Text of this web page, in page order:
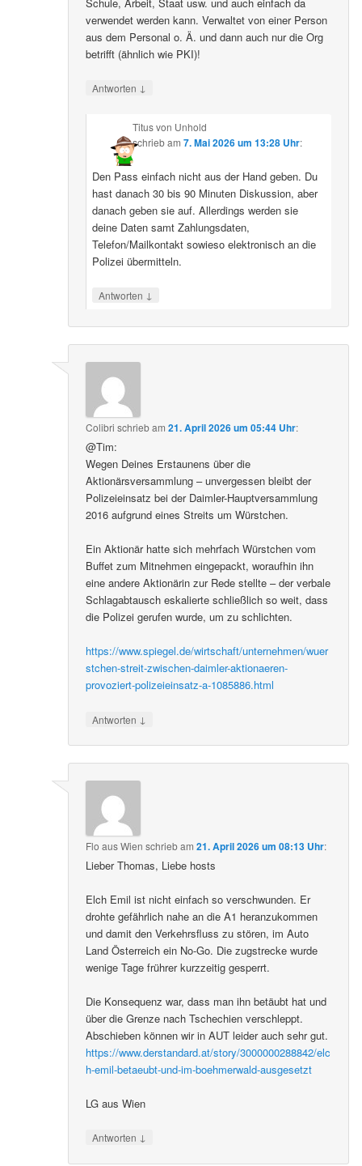
verwendet werden kann. Verwaltet von einer Person
aus dem Personal o. Ä. und dann auch nur die Org
betrifft (ähnlich wie PKI)!
Antworten ↓
Titus von Unhold
schriebam 7. Mai 2026 um 13:28 Uhr:
Den Pass einfach nicht aus der Hand geben. Du
hast danach 30 bis 90 Minuten Diskussion, aber
danach geben sie auf. Allerdings werden sie
deine Daten samt Zahlungsdaten,
Telefon/Mailkontakt sowieso elektronisch an die
Polizei übermitteln.
Antworten ↓
Colibri schriebam21. April 2026 um 05:44 Uhr:
@Tim:
Wegen Deines Erstaunens über die
Aktionärsversammlung – unvergessen bleibt der
Polizeieinsatz bei der Daimler-Hauptversammlung
2016 aufgrund eines Streits um Würstchen.
Ein Aktionär hatte sich mehrfach Würstchen vom
Buffet zum Mitnehmen eingepackt, woraufhin ihn
eine andere Aktionärin zur Rede stellte – der verbale
Schlagabtausch eskalierte schließlich so weit, dass
die Polizei gerufen wurde, um zu schlichten.
https://www.spiegel.de/wirtschaft/unternehmen/wuer
stchen-streit-zwischen-daimler-aktionaeren-
provoziert-polizeieinsatz-a-1085886.html
Antworten ↓
Flo aus Wien schriebam21. April 2026 um 08:13 Uhr:
Lieber Thomas, Liebe hosts
Elch Emil ist nicht einfach so verschwunden. Er
drohte gefährlich nahe an die A1 heranzukommen
und damit den Verkehrsfluss zu stören, im Auto
Land Österreich ein No-Go. Die zugstrecke wurde
wenige Tage frührer kurzzeitig gesperrt.
Die Konsequenz war, dass man ihn betäubt hat und
über die Grenze nach Tschechien verschleppt.
Abschieben können wir in AUT leider auch sehr gut.
https://www.derstandard.at/story/3000000288842/elc
h-emil-betaeubt-und-im-boehmerwald-ausgesetzt
LG aus Wien
Antworten ↓